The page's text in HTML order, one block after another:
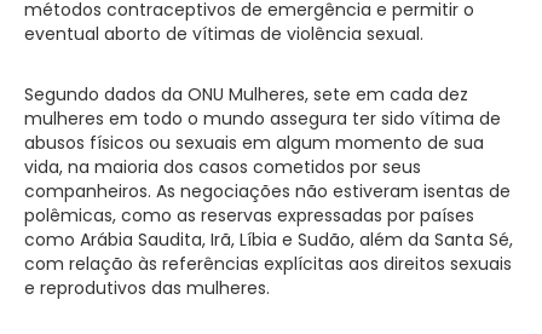
métodos contraceptivos de emergência e permitir o
eventual aborto de vítimas de violência sexual.
Segundo dados da ONU Mulheres, sete em cada dez
mulheres em todo o mundo assegura ter sido vítima de
abusos físicos ou sexuais em algum momento de sua
vida, na maioria dos casos cometidos por seus
companheiros. As negociações não estiveram isentas de
polêmicas, como as reservas expressadas por países
como Arábia Saudita, Irã, Líbia e Sudão, além da Santa Sé,
com relação às referências explícitas aos direitos sexuais
e reprodutivos das mulheres.